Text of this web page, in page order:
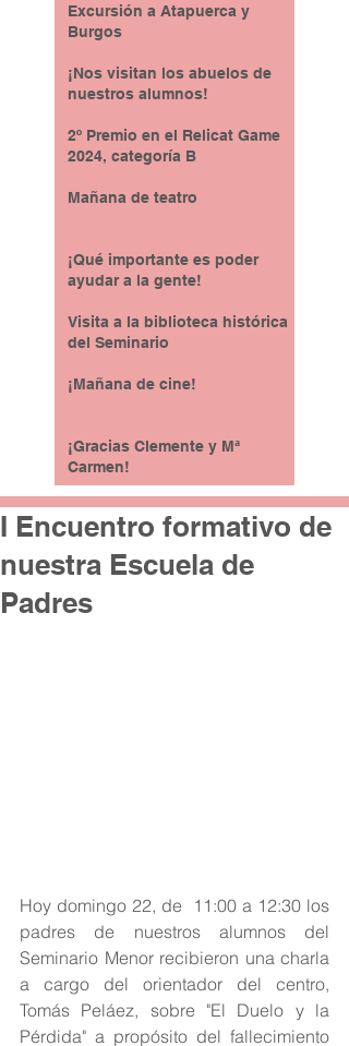
Excursión a Atapuerca y
Burgos
¡Nos visitan los abuelos de
nuestros alumnos!
2º Premio en el Relicat Game
2024, categoría B
Mañana de teatro
¡Qué importante es poder
ayudar a la gente!
Visita a la biblioteca histórica
del Seminario
¡Mañana de cine!
¡Gracias Clemente y Mª
Carmen!
I Encuentro formativo de
nuestra Escuela de
Padres
Hoy domingo 22, de  11:00 a 12:30 los
padres de nuestros alumnos del
Seminario Menor recibieron una charla
a cargo del orientador del centro,
Tomás Peláez, sobre "El Duelo y la
Pérdida" a propósito del fallecimiento